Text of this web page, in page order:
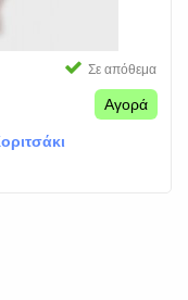
Σε απόθεμα
Αγορά